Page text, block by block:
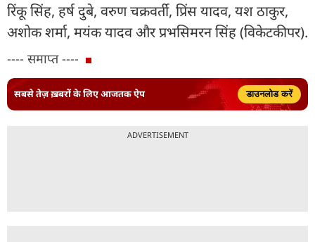
रिंकू सिंह, हर्ष दुबे, वरुण चक्रवर्ती, प्रिंस यादव, यश ठाकुर,
अशोक शर्मा, मयंक यादव और प्रभसिमरन सिंह (विकेटकीपर).
---- समाप्त ----
सबसे तेज़ ख़बरों के लिए आजतक ऐप डाउनलोड करें
ADVERTISEMENT